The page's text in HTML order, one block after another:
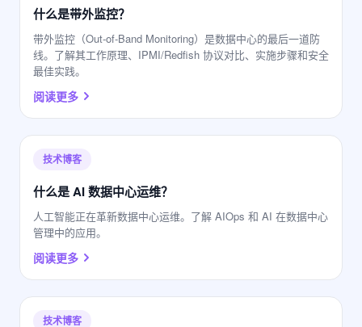
什么是带外监控？
带外监控（Out-of-Band Monitoring）是数据中心的最后一道防
线。了解其工作原理、IPMI/Redfish 协议对比、实施步骤和安全
最佳实践。
阅读更多
技术博客
什么是 AI 数据中心运维？
人工智能正在革新数据中心运维。了解 AIOps 和 AI 在数据中心
管理中的应用。
阅读更多
技术博客